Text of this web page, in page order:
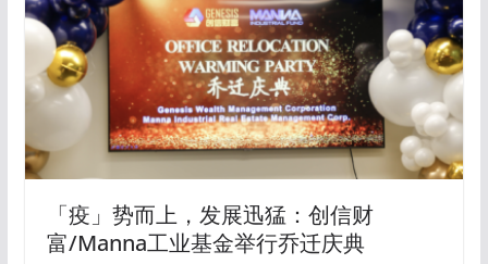
「疫」势而上，发展迅猛：创信财
富/Manna工业基金举行乔迁庆典